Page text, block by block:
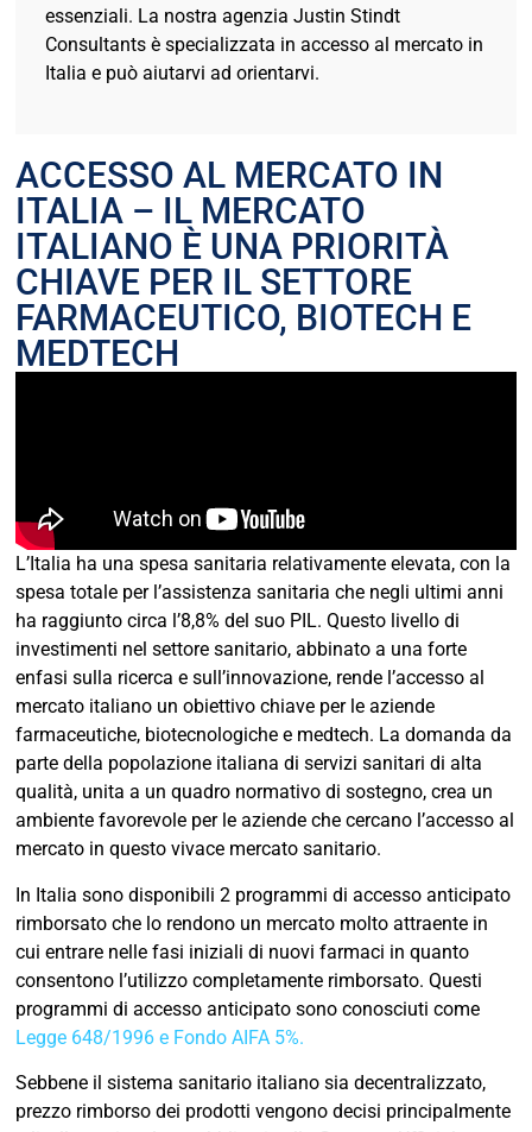
essenziali. La nostra agenzia Justin Stindt
Consultants è specializzata in accesso al mercato in
Italia e può aiutarvi ad orientarvi.
ACCESSO AL MERCATO IN
ITALIA – IL MERCATO
ITALIANO È UNA PRIORITÀ
CHIAVE PER IL SETTORE
FARMACEUTICO, BIOTECH E
MEDTECH
L’Italia ha una spesa sanitaria relativamente elevata, con la
spesa totale per l’assistenza sanitaria che negli ultimi anni
ha raggiunto circa l’8,8% del suo PIL. Questo livello di
investimenti nel settore sanitario, abbinato a una forte
enfasi sulla ricerca e sull’innovazione, rende l’accesso al
mercato italiano un obiettivo chiave per le aziende
farmaceutiche, biotecnologiche e medtech. La domanda da
parte della popolazione italiana di servizi sanitari di alta
qualità, unita a un quadro normativo di sostegno, crea un
ambiente favorevole per le aziende che cercano l’accesso al
mercato in questo vivace mercato sanitario.
In Italia sono disponibili 2 programmi di accesso anticipato
rimborsato che lo rendono un mercato molto attraente in
cui entrare nelle fasi iniziali di nuovi farmaci in quanto
consentono l’utilizzo completamente rimborsato. Questi
programmi di accesso anticipato sono conosciuti come
Legge 648/1996 e Fondo AIFA 5%.
Sebbene il sistema sanitario italiano sia decentralizzato,
prezzo rimborso dei prodotti vengono decisi principalmente